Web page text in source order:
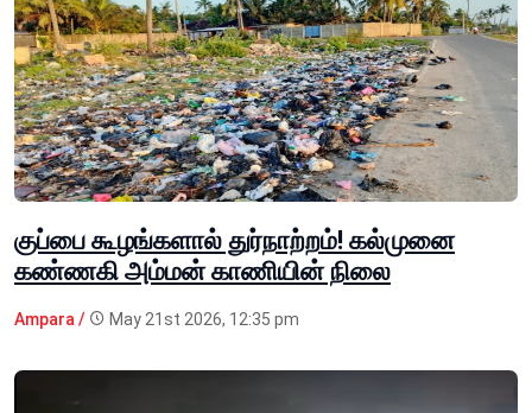
குப்பை கூழங்களால் துர்நாற்றம்! கல்முனை
கண்ணகி அம்மன் காணியின் நிலை
Ampara / May 21st 2026, 12:35 pm